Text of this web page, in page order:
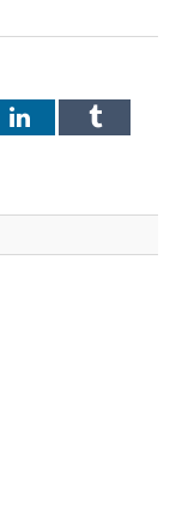
LinkedInTumblr